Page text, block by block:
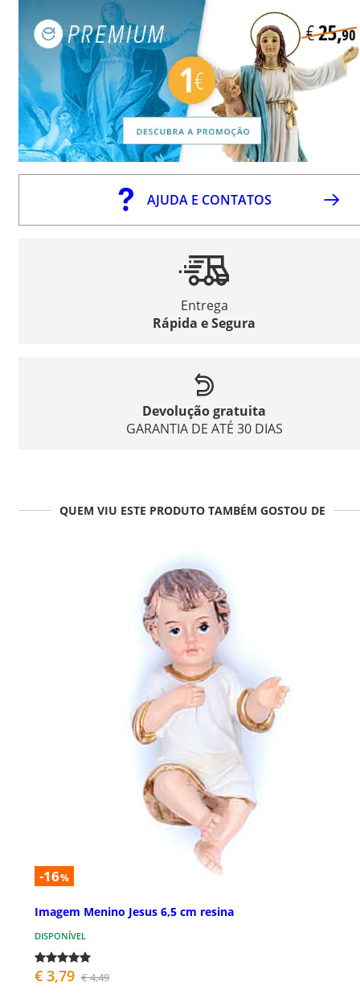
AJUDA E CONTATOS
Entrega
Rápida e Segura
Devolução gratuita
GARANTIA DE ATÉ 30 DIAS
QUEM VIU ESTE PRODUTO TAMBÉM GOSTOU DE
-16%
Imagem Menino Jesus 6,5 cm resina
DISPONÍVEL
€ 3,79 € 4,49